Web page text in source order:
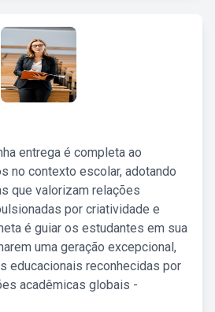
entrega é completa ao
no contexto escolar, adotando
que valorizam relações
por criatividade e
é guiar os estudantes em sua
uma geração excepcional,
educacionais reconhecidas por
acadêmicas globais -